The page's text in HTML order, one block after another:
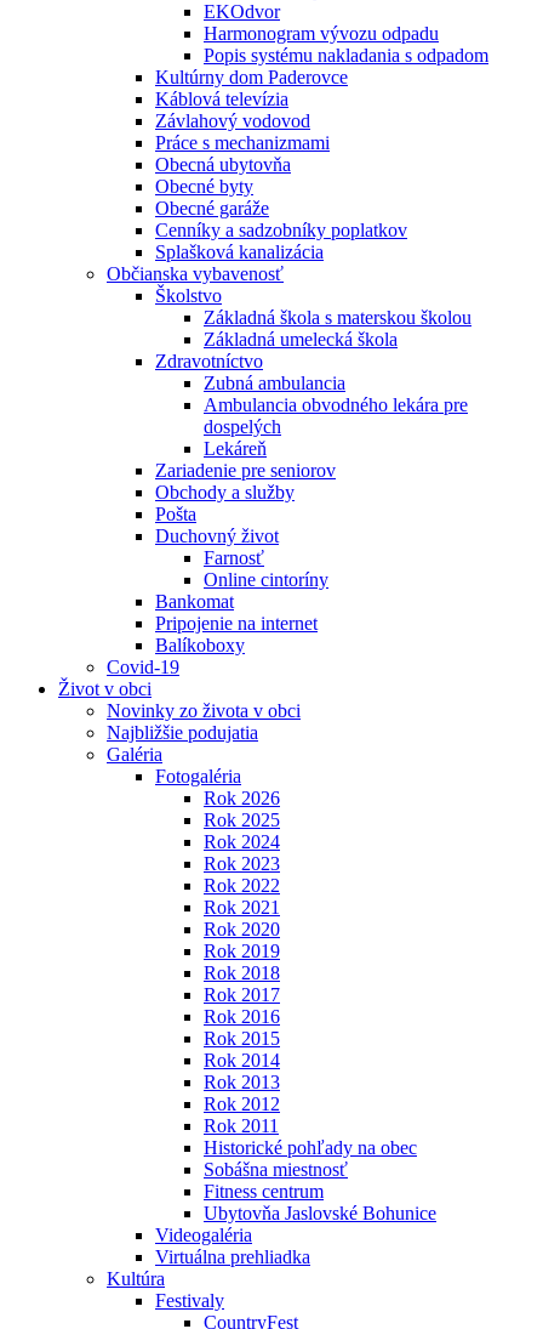
EKOdvor
Harmonogram vývozu odpadu
Popis systému nakladania s odpadom
Kultúrny dom Paderovce
Káblová televízia
Závlahový vodovod
Práce s mechanizmami
Obecná ubytovňa
Obecné byty
Obecné garáže
Cenníky a sadzobníky poplatkov
Splašková kanalizácia
Občianska vybavenosť
Školstvo
Základná škola s materskou školou
Základná umelecká škola
Zdravotníctvo
Zubná ambulancia
Ambulancia obvodného lekára pre
dospelých
Lekáreň
Zariadenie pre seniorov
Obchody a služby
Pošta
Duchovný život
Farnosť
Online cintoríny
Bankomat
Pripojenie na internet
Balíkoboxy
Covid-19
Život v obci
Novinky zo života v obci
Najbližšie podujatia
Galéria
Fotogaléria
Rok 2026
Rok 2025
Rok 2024
Rok 2023
Rok 2022
Rok 2021
Rok 2020
Rok 2019
Rok 2018
Rok 2017
Rok 2016
Rok 2015
Rok 2014
Rok 2013
Rok 2012
Rok 2011
Historické pohľady na obec
Sobášna miestnosť
Fitness centrum
Ubytovňa Jaslovské Bohunice
Videogaléria
Virtuálna prehliadka
Kultúra
Festivaly
CountryFest